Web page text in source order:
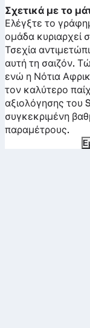
Σχετικά με το
Ελέγξτε το
ομάδα κυριαρχεί
Τσεχία
αυτή τη σαιζόν.
ενώ η Νότια
τον καλύτερο
αξιολόγησης του
συγκεκριμένη
παραμέτρους.